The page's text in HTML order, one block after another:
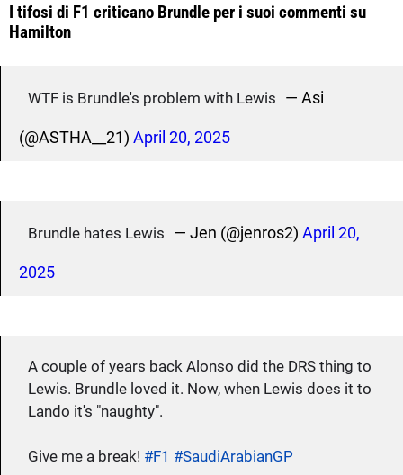
I tifosi di F1 criticano Brundle per i suoi commenti su
Hamilton
WTF is Brundle's problem with Lewis — Asi
(@ASTHA__21) April 20, 2025
Brundle hates Lewis — Jen (@jenros2) April 20,
2025
A couple of years back Alonso did the DRS thing to
Lewis. Brundle loved it. Now, when Lewis does it to
Lando it's "naughty".
Give me a break! #F1 #SaudiArabianGP